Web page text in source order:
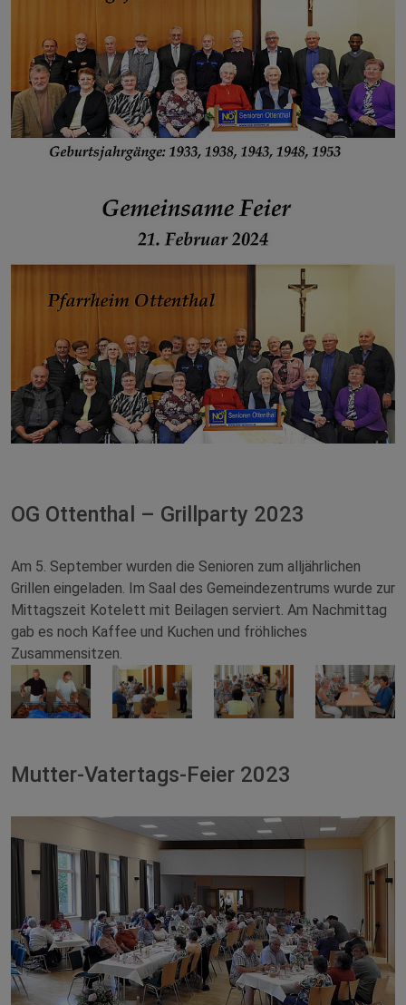
OG Ottenthal – Grillparty 2023
Am 5. September wurden die Senioren zum alljährlichen
Grillen eingeladen. Im Saal des Gemeindezentrums wurde zur
Mittagszeit Kotelett mit Beilagen serviert. Am Nachmittag
gab es noch Kaffee und Kuchen und fröhliches
Zusammensitzen.
Mutter-Vatertags-Feier 2023